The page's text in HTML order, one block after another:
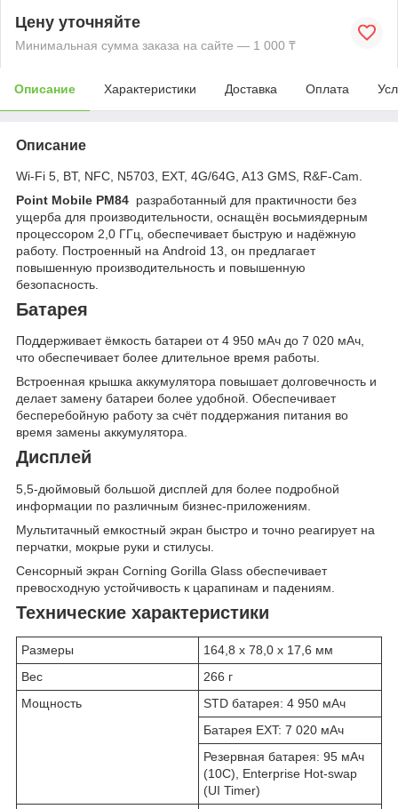
Цену уточняйте
Минимальная сумма заказа на сайте — 1 000 ₸
Описание Характеристики Доставка Оплата
Описание
Wi-Fi 5, BT, NFC, N5703, EXT, 4G/64G, A13 GMS, R&F-Cam.
Point Mobile PM84 разработанный для практичности без
ущерба для производительности, оснащён восьмиядерным
процессором 2,0 ГГц, обеспечивает быструю и надёжную
работу. Построенный на Android 13, он предлагает
повышенную производительность и повышенную
безопасность.
Батарея
Поддерживает ёмкость батареи от 4 950 мАч до 7 020 мАч,
что обеспечивает более длительное время работы.
Встроенная крышка аккумулятора повышает долговечность и
делает замену батареи более удобной. Обеспечивает
бесперебойную работу за счёт поддержания питания во
время замены аккумулятора.
Дисплей
5,5-дюймовый большой дисплей для более подробной
информации по различным бизнес-приложениям.
Мультитачный емкостный экран быстро и точно реагирует на
перчатки, мокрые руки и стилусы.
Сенсорный экран Corning Gorilla Glass обеспечивает
превосходную устойчивость к царапинам и падениям.
Технические характеристики
Размеры
164,8 x 78,0 x 17,6 мм
Вес
266 г
Мощность
STD батарея: 4 950 мАч
Батарея EXT: 7 020 мАч
Резервная батарея: 95 мАч
(10C), Enterprise Hot-swap
(UI Timer)